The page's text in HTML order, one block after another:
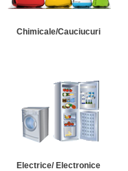
Chimicale/Cauciucuri
Electrice/ Electronice